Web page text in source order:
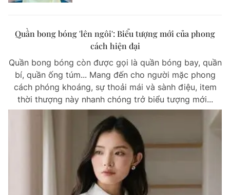
Quần bong bóng 'lên ngôi': Biểu tượng mới của phong
cách hiện đại
Quần bong bóng còn được gọi là quần bóng bay, quần
bí, quần ống túm... Mang đến cho người mặc phong
cách phóng khoáng, sự thoải mái và sành điệu, item
thời thượng này nhanh chóng trở biểu tượng mới...